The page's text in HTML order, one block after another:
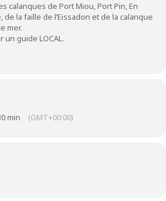
calanques de Port Miou, Port Pin, En
de la faille de l’Eissadon et de la calanque
mer.
guide LOCAL.
min (GMT+00:00)